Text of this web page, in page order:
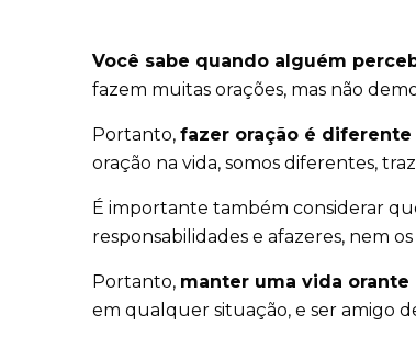
Você sabe quando alguém
fazem muitas orações, mas não
Portanto, fazer oração é
oração na vida, somos diferentes,
É importante também considerar
responsabilidades e afazeres, nem os
Portanto, manter uma vida
em qualquer situação, e ser amigo